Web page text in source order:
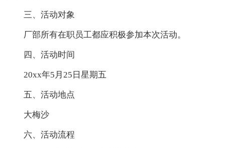
三、活动对象
厂部所有在职员工都应积极参加本次活动。
四、活动时间
20xx年5月25日星期五
五、活动地点
大梅沙
六、活动流程